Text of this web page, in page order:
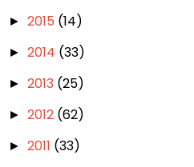
► 2015 (14)
► 2014 (33)
► 2013 (25)
► 2012 (62)
► 2011 (33)